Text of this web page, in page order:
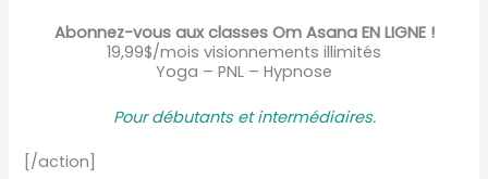
Abonnez-vous aux classes Om Asana EN LIGNE !
19,99$/mois visionnements illimités
Yoga – PNL – Hypnose
Pour débutants et intermédiaires.
[/action]